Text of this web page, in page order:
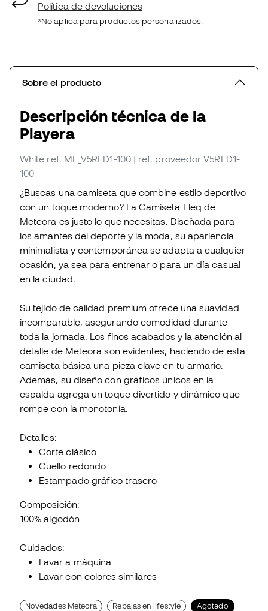
Política de devoluciones
*No aplica para productos personalizados.
Sobre el producto
Descripción técnica de la
Playera
White ref. ME_V5RED1-100 | ref. proveedor V5RED1-
100
¿Buscas una camiseta que combine estilo deportivo
con un toque moderno? La Camiseta Fleq de
Meteora es justo lo que necesitas. Diseñada para
los amantes del deporte y la moda, su apariencia
minimalista y contemporánea se adapta a cualquier
ocasión, ya sea para entrenar o para un día casual
en la ciudad.
Su tejido de calidad premium ofrece una suavidad
incomparable, asegurando comodidad durante
toda la jornada. Los finos acabados y la atención al
detalle de Meteora son evidentes, haciendo de esta
camiseta básica una pieza clave en tu armario.
Además, su diseño con gráficos únicos en la
espalda agrega un toque divertido y dinámico que
rompe con la monotonía.
Detalles:
Corte clásico
Cuello redondo
Estampado gráfico trasero
Composición:
100% algodón
Cuidados:
Lavar a máquina
Lavar con colores similares
Novedades Meteora Rebajas en lifestyle Agotado